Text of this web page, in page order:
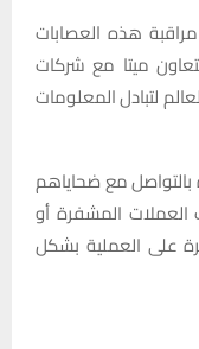
هذه العصابات
ميتا مع شركات
لتبادل المعلومات
بالتواصل مع ضحاياهم
العملات المشفرة أو
على العملية بشكل